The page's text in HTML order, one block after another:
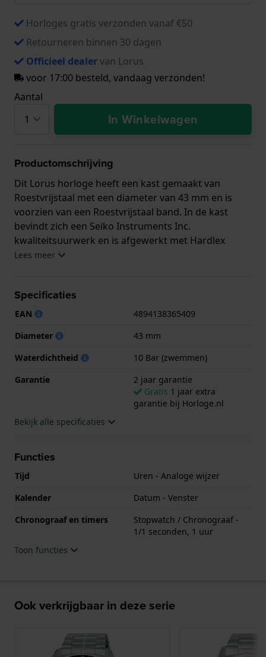
Horloges gratis verzonden vanaf €50
Retourneren binnen 30 dagen
Officieel dealervan Lorus
voor 17:00 besteld, vandaag verzonden!
Aantal
In Winkelwagen
Productomschrijving
Dit Lorus horloge heeft een kast gemaakt van
Roestvrijstaal met een diameter van 43 mm en is
voorzien van een Roestvrijstaal band. In de kast
bevindt zich een Seiko Instruments Inc.
kwaliteitsuurwerk en is afgewerkt met Hardlex
glasglas.
geschikt is om mee te zwemmen. Verder wordt het
horloge geleverd met 2 jaar garantie.
.
Lees meer
Specificaties
EAN
4894138365409
Diameter
43 mm
Waterdichtheid
10 Bar (zwemmen)
Garantie
2 jaar garantie
Gratis 1 jaar extra
garantie bij Horloge.nl
Bekijk alle specificaties
Functies
Tijd
Uren - Analoge wijzer
Kalender
Datum - Venster
Chronograaf en timers
Stopwatch / Chronograaf -
1/1 seconden, 1 uur
Toon functies
Ook verkrijgbaar in deze serie